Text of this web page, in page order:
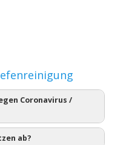
Coronavirus /
ab?